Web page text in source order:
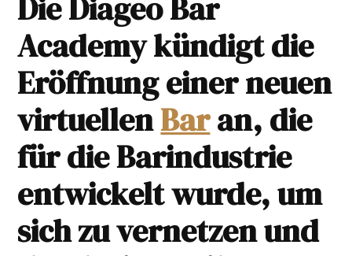
Die Diageo Bar
Academy kündigt die
Eröffnung einer neuen
virtuellenBaran, die
für die Barindustrie
entwickelt wurde, um
sich zu vernetzen und